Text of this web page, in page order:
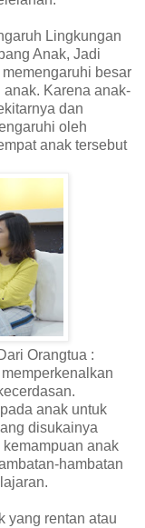
Lingkungan
Anak, Jadi
besar
Karena anak-
dan
oleh
anak tersebut
Orangtua :
anak untuk
disukainya
anak
hambatan
yang rentan atau